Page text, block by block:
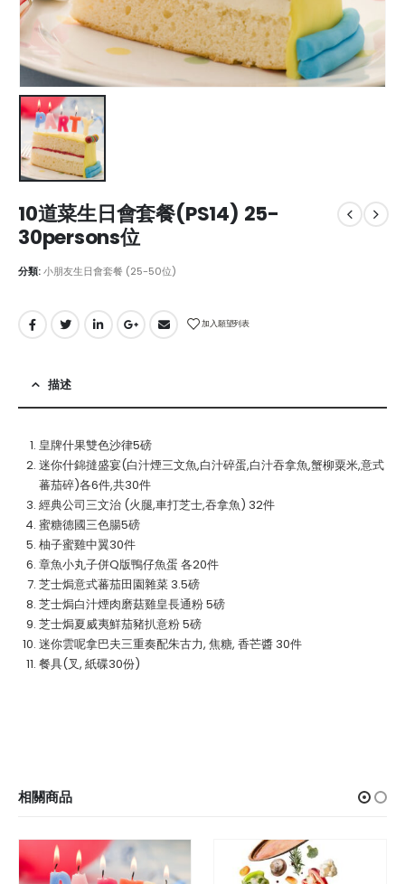
10道菜生日會套餐(PS14) 25-
30persons位
分類:小朋友生日會套餐 (25-50位)
加入願望列表
描述
皇牌什果雙色沙律5磅
迷你什錦撻盛宴(白汁煙三文魚,白汁碎蛋,白汁吞拿魚,蟹柳粟米,意式
蕃茄碎)各6件,共30件
經典公司三文治 (火腿,車打芝士,吞拿魚) 32件
蜜糖德國三色腸5磅
柚子蜜雞中翼30件
章魚小丸子併Q版鴨仔魚蛋 各20件
芝士焗意式蕃茄田園雜菜 3.5磅
芝士焗白汁煙肉磨菇雞皇長通粉 5磅
芝士焗夏威夷鮮茄豬扒意粉 5磅
迷你雲呢拿巴夫三重奏配朱古力, 焦糖, 香芒醬 30件
餐具(叉, 紙碟30份)
相關商品